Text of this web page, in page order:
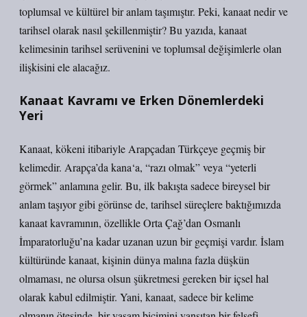
toplumsal ve kültürel bir anlam taşımıştır. Peki, kanaat nedir ve
tarihsel olarak nasıl şekillenmiştir? Bu yazıda, kanaat
kelimesinin tarihsel serüvenini ve toplumsal değişimlerle olan
ilişkisini ele alacağız.
Kanaat Kavramı ve Erken Dönemlerdeki
Yeri
Kanaat, kökeni itibariyle Arapçadan Türkçeye geçmiş bir
kelimedir. Arapça’da kana‘a, “razı olmak” veya “yeterli
görmek” anlamına gelir. Bu, ilk bakışta sadece bireysel bir
anlam taşıyor gibi görünse de, tarihsel süreçlere baktığımızda
kanaat kavramının, özellikle Orta Çağ’dan Osmanlı
İmparatorluğu’na kadar uzanan uzun bir geçmişi vardır. İslam
kültüründe kanaat, kişinin dünya malına fazla düşkün
olmaması, ne olursa olsun şükretmesi gereken bir içsel hal
olarak kabul edilmiştir. Yani, kanaat, sadece bir kelime